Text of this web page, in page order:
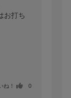
お打ち
ね！ 0